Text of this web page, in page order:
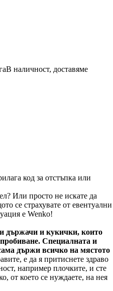
В наличност, доставяме
код за отстъпка или
Или просто не искате да
се страхувате от евентуални
е Wenko!
държачи и кукички, които
пробиване. Специалната и
държи всичко на мястото
е да я притиснете здраво
например плочките, и сте
от което се нуждаете, на нея